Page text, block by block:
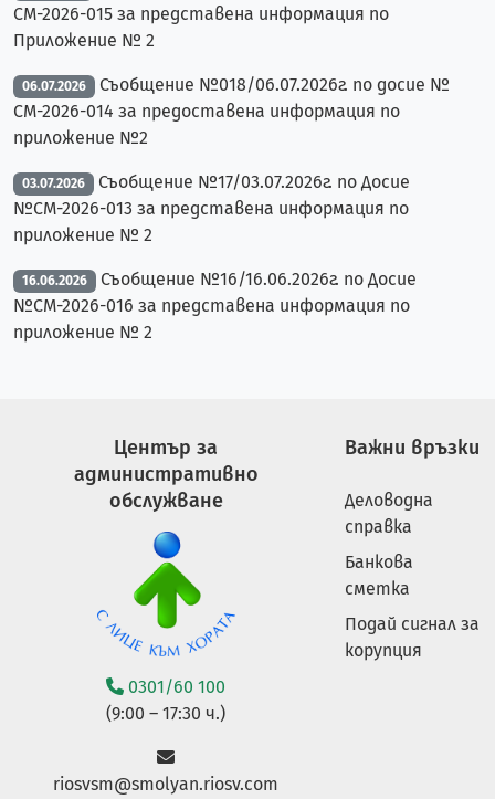
CM-2026-015 за представена информация по
Приложение № 2
06.07.2026
Съобщение №018/06.07.2026г. по досие №
CM-2026-014 за предоставена информация по
приложение №2
03.07.2026
Съобщение №17/03.07.2026г. по Досие
№СМ-2026-013 за представена информация по
приложение № 2
16.06.2026
Съобщение №16/16.06.2026г. по Досие
№СМ-2026-016 за представена информация по
приложение № 2
Център за
административно
обслужване
0301/60 100
(9:00 – 17:30 ч.)
riosvsm@smolyan.riosv.com
Важни връзки
Деловодна
справка
Банкова
сметка
Подай сигнал за
корупция